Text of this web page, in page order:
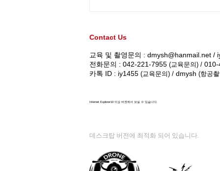
Contact Us
교육 및 촬영문의 : dmysh@hanmail.net /
전화문의 : 042-221-7955 (교육문의) / 010-
카톡 ID : iy1455 (교육문의) / dmysh (항공
Internet Explorer10 이상 버젼에서 보실 수 있습니다.
데스크탑 버전에 최적화 되어 있습니다.